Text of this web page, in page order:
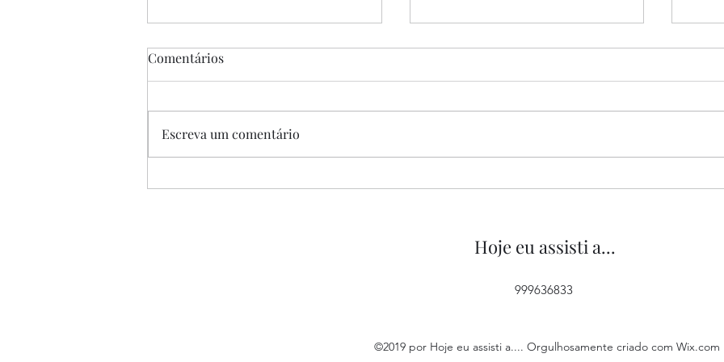
Comentários
Escreva um comentário
Hoje eu assisti a...
999636833
©2019 por Hoje eu assisti a.... Orgulhosamente criado com Wix.com